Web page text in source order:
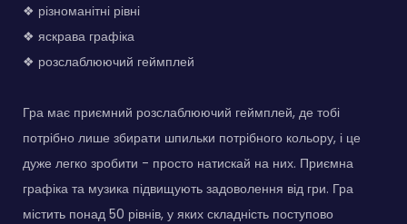
❖ різноманітні рівні
❖ яскрава графіка
❖ розслаблюючий геймплей
Гра має приємний розслаблюючий геймплей, де тобі
потрібно лише збирати шпильки потрібного кольору, і це
дуже легко зробити - просто натискай на них. Приємна
графіка та музика підвищують задоволення від гри. Гра
містить понад 50 рівнів, у яких складність поступово